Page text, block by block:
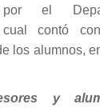
el
cual contó
los alumnos,
y